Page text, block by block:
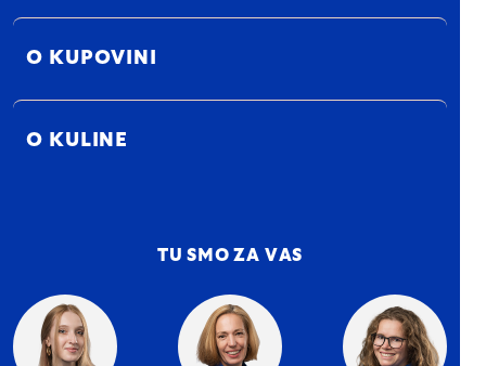
O KUPOVINI
O KULINE
TU SMO ZA VAS